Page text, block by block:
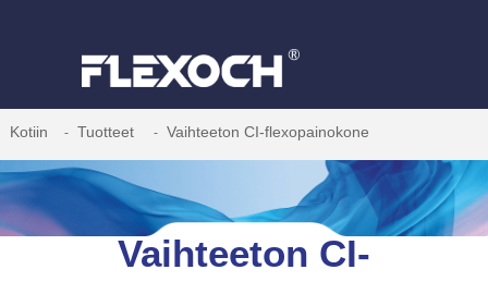
Kotiin Tuotteet Vaihteeton CI-flexopainokone
Vaihteeton CI-